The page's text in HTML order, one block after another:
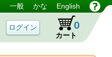
一般 かな English
カート
0